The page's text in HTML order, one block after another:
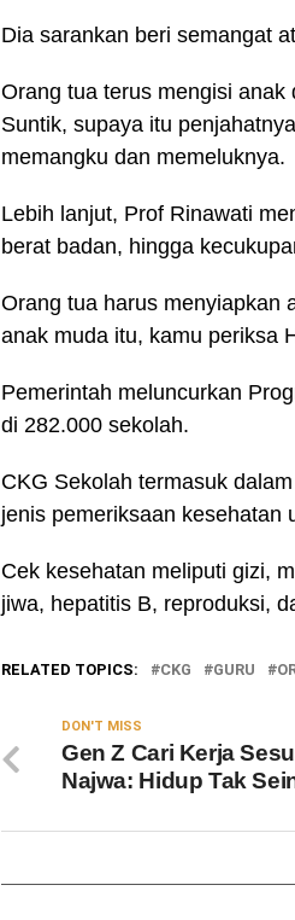
Dia sarankan beri semangat
Orang tua terus mengisi anak
Suntik, supaya itu
memangku dan memeluknya.
Lebih lanjut, Prof Rinawati
berat badan, hingga
Orang tua harus menyiapkan
anak muda itu, kamu periksa
Pemerintah meluncurkan
di 282.000 sekolah.
CKG Sekolah termasuk
jenis pemeriksaan kesehatan
Cek kesehatan meliputi gizi,
jiwa, hepatitis B, reproduksi,
RELATED TOPICS: CKG GURU
DON'T MISS
Gen Z Cari Kerja
Najwa: Hidup Tak